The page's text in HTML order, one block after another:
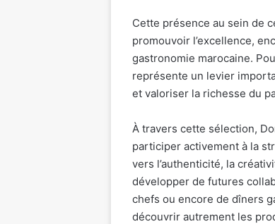
Cette présence au sein de
promouvoir l’excellence,
gastronomie marocaine.
représente un levier
et valoriser la richesse du
À travers cette sélection,
participer activement à la
vers l’authenticité, la
développer de futures
chefs ou encore de dîners
découvrir autrement les